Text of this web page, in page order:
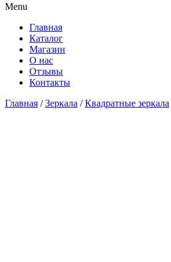
Menu
Главная
Каталог
Магазин
О нас
Отзывы
Контакты
Главная /Зеркала /Квадратные зеркала